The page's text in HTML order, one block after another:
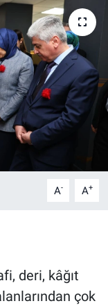
A- A+
deri, kâğıt
çok